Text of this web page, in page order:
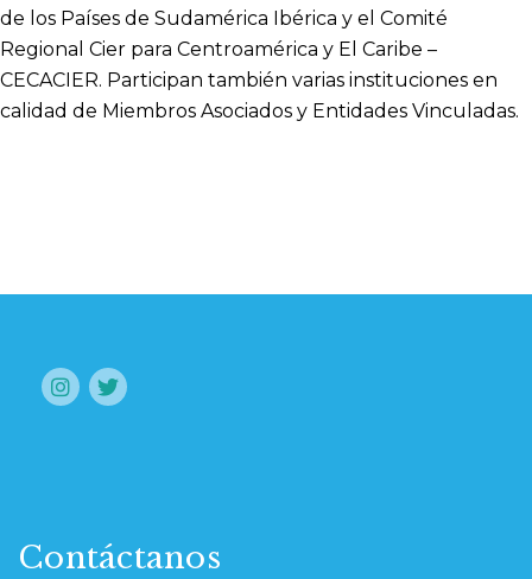
de los Países de Sudamérica Ibérica y el Comité
Regional Cier para Centroamérica y El Caribe –
CECACIER. Participan también varias instituciones en
calidad de Miembros Asociados y Entidades Vinculadas.
Contáctanos